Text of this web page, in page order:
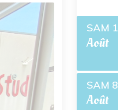
SAM 1
Août
SAM 8
Août